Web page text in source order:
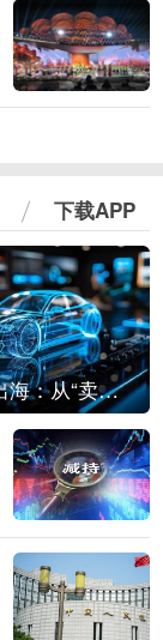
下载APP
中国汽车出海：从“卖出去”到“走进去”